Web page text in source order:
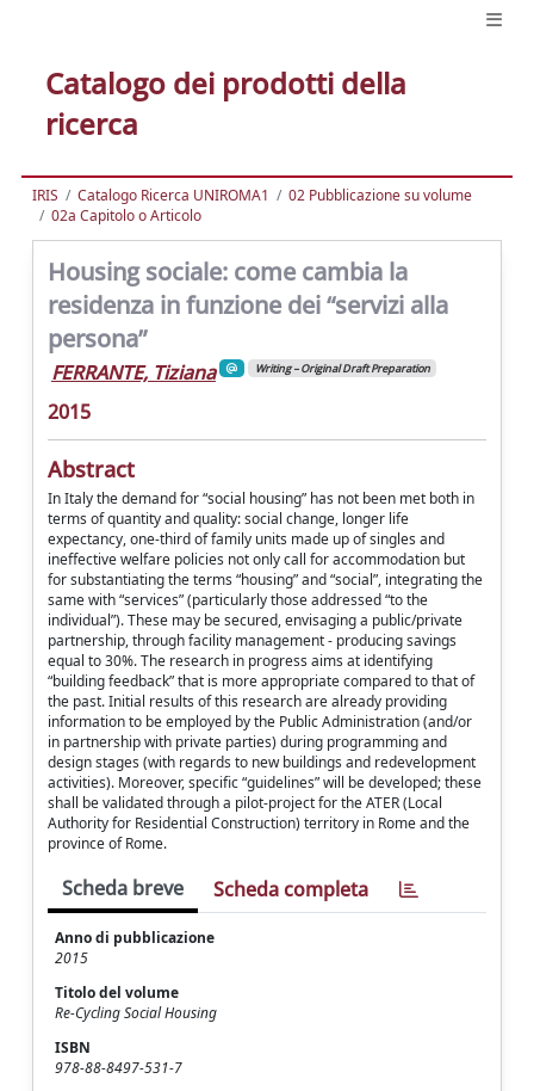
Catalogo dei prodotti della
ricerca
IRIS Catalogo Ricerca UNIROMA1
02 Pubblicazione su volume
02a Capitolo o Articolo
Housing sociale: come cambia la
residenza in funzione dei “servizi alla
persona”
FERRANTE, Tiziana Writing – Original Draft Preparation
2015
Abstract
In Italy the demand for “social housing” has not been met both in
terms of quantity and quality: social change, longer life
expectancy, one-third of family units made up of singles and
ineffective welfare policies not only call for accommodation but
for substantiating the terms “housing” and “social”, integrating the
same with “services” (particularly those addressed “to the
individual”). These may be secured, envisaging a public/private
partnership, through facility management - producing savings
equal to 30%. The research in progress aims at identifying
“building feedback” that is more appropriate compared to that of
the past. Initial results of this research are already providing
information to be employed by the Public Administration (and/or
in partnership with private parties) during programming and
design stages (with regards to new buildings and redevelopment
activities). Moreover, specific “guidelines” will be developed; these
shall be validated through a pilot-project for the ATER (Local
Authority for Residential Construction) territory in Rome and the
province of Rome.
Scheda breve Scheda completa
Anno di pubblicazione
2015
Titolo del volume
Re-Cycling Social Housing
ISBN
978-88-8497-531-7